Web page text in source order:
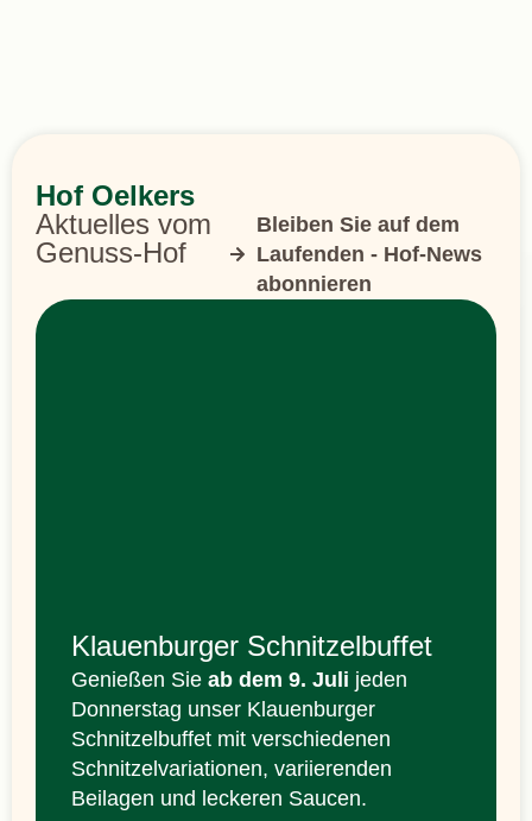
Hof Oelkers
Aktuelles vom
Genuss-Hof
Bleiben Sie auf dem
Laufenden - Hof-News
abonnieren
Klauenburger Schnitzelbuffet
Genießen Sie ab dem 9. Juli jeden
Donnerstag unser Klauenburger
Schnitzelbuffet mit verschiedenen
Schnitzelvariationen, variierenden
Beilagen und leckeren Saucen.